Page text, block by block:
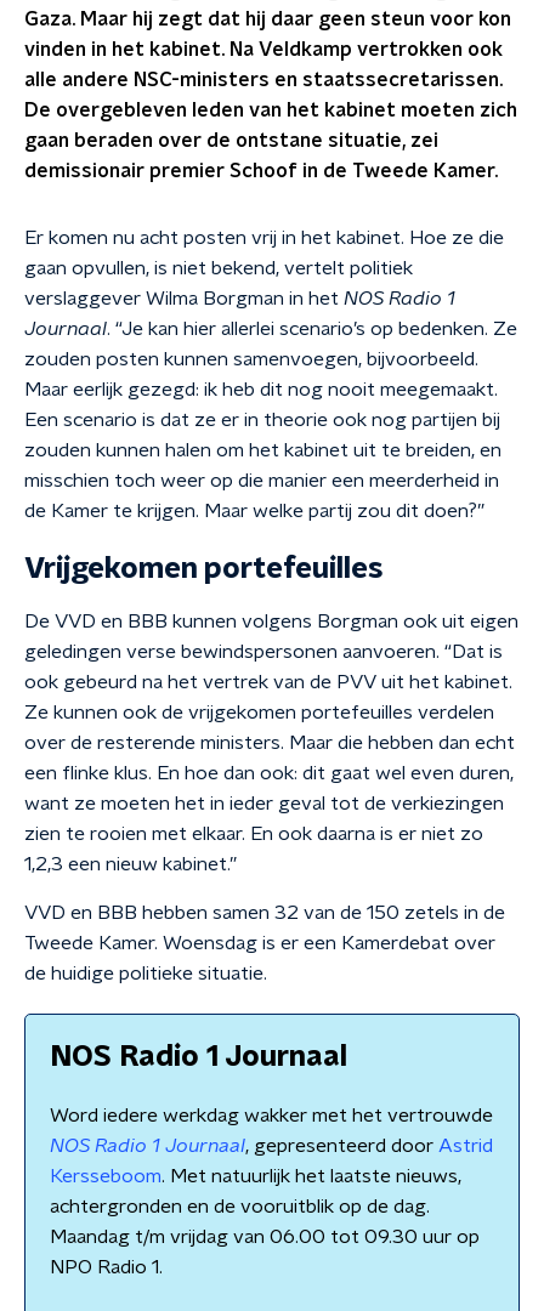
Gaza. Maar hij zegt dat hij daar geen steun voor kon
vinden in het kabinet. Na Veldkamp vertrokken ook
alle andere NSC-ministers en staatssecretarissen.
De overgebleven leden van het kabinet moeten zich
gaan beraden over de ontstane situatie, zei
demissionair premier Schoof in de Tweede Kamer.
Er komen nu acht posten vrij in het kabinet. Hoe ze die
gaan opvullen, is niet bekend, vertelt politiek
verslaggever Wilma Borgman in het NOS Radio 1
Journaal. “Je kan hier allerlei scenario’s op bedenken. Ze
zouden posten kunnen samenvoegen, bijvoorbeeld.
Maar eerlijk gezegd: ik heb dit nog nooit meegemaakt.
Een scenario is dat ze er in theorie ook nog partijen bij
zouden kunnen halen om het kabinet uit te breiden, en
misschien toch weer op die manier een meerderheid in
de Kamer te krijgen. Maar welke partij zou dit doen?”
Vrijgekomen portefeuilles
De VVD en BBB kunnen volgens Borgman ook uit eigen
geledingen verse bewindspersonen aanvoeren. “Dat is
ook gebeurd na het vertrek van de PVV uit het kabinet.
Ze kunnen ook de vrijgekomen portefeuilles verdelen
over de resterende ministers. Maar die hebben dan echt
een flinke klus. En hoe dan ook: dit gaat wel even duren,
want ze moeten het in ieder geval tot de verkiezingen
zien te rooien met elkaar. En ook daarna is er niet zo
1,2,3 een nieuw kabinet.”
VVD en BBB hebben samen 32 van de 150 zetels in de
Tweede Kamer. Woensdag is er een Kamerdebat over
de huidige politieke situatie.
NOS Radio 1 Journaal
Word iedere werkdag wakker met het vertrouwde
NOS Radio 1 Journaal, gepresenteerd door Astrid
Kersseboom. Met natuurlijk het laatste nieuws,
achtergronden en de vooruitblik op de dag.
Maandag t/m vrijdag van 06.00 tot 09.30 uur op
NPO Radio 1.